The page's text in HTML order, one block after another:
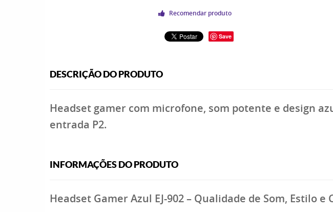
Recomendar produto
Save
DESCRIÇÃO DO PRODUTO
Headset gamer com microfone, som potente e design
entrada P2.
INFORMAÇÕES DO PRODUTO
Headset Gamer Azul EJ-902 – Qualidade de Som, Estilo